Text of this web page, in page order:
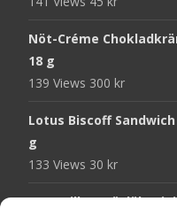
Nöt-Créme
18 g
139 Views 300 kr
Lotus Biscoff
g
133 Views 30 kr
OLW Dill & Gräslök